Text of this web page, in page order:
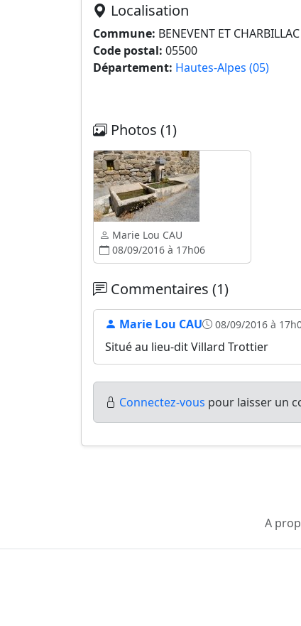
Localisation
Commune: BENEVENT ET CHARBILLAC
Code postal: 05500
Département: Hautes-Alpes (05)
Photos (1)
Marie Lou CAU
08/09/2016 à 17h06
Commentaires (1)
Marie Lou CAU 08/09/2016 à
Situé au lieu-dit Villard Trottier
Connectez-vous pour laisser un
A